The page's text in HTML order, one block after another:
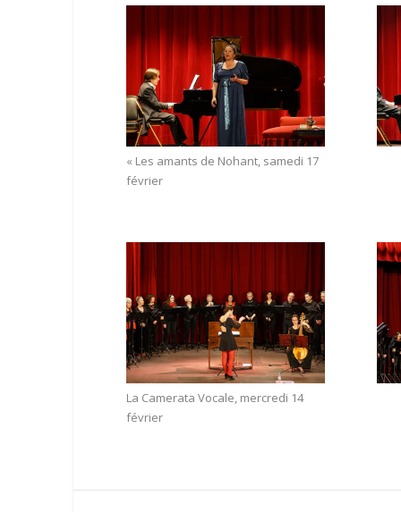
« Les amants de Nohant, samedi 17
février
La Camerata Vocale, mercredi 14
février